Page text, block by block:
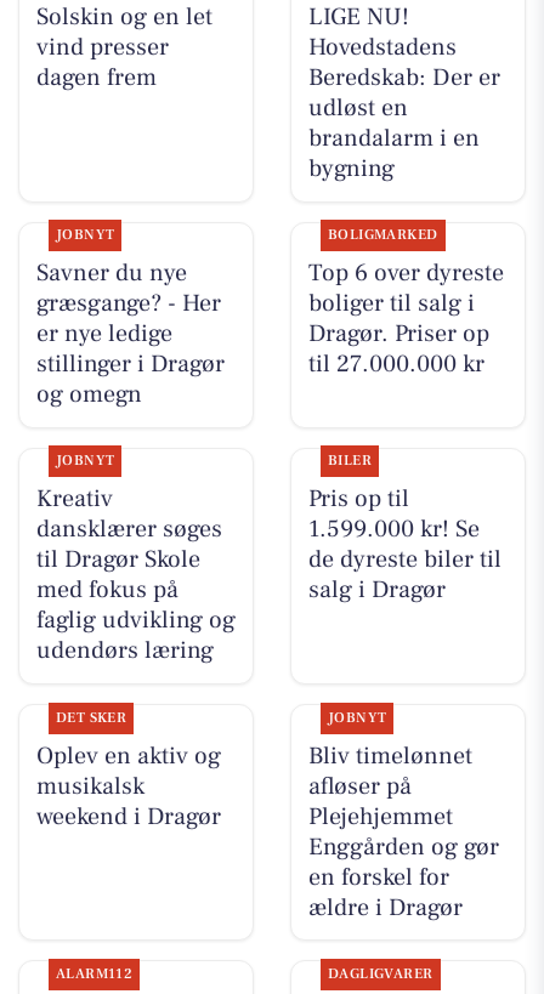
Solskin og en let
vind presser
dagen frem
LIGE NU!
Hovedstadens
Beredskab: Der er
udløst en
brandalarm i en
bygning
JOBNYT
Savner du nye
græsgange? - Her
er nye ledige
stillinger i Dragør
og omegn
BOLIGMARKED
Top 6 over dyreste
boliger til salg i
Dragør. Priser op
til 27.000.000 kr
JOBNYT
Kreativ
dansklærer søges
til Dragør Skole
med fokus på
faglig udvikling og
udendørs læring
BILER
Pris op til
1.599.000 kr! Se
de dyreste biler til
salg i Dragør
DET SKER
Oplev en aktiv og
musikalsk
weekend i Dragør
JOBNYT
Bliv timelønnet
afløser på
Plejehjemmet
Enggården og gør
en forskel for
ældre i Dragør
ALARM112 DAGLIGVARER